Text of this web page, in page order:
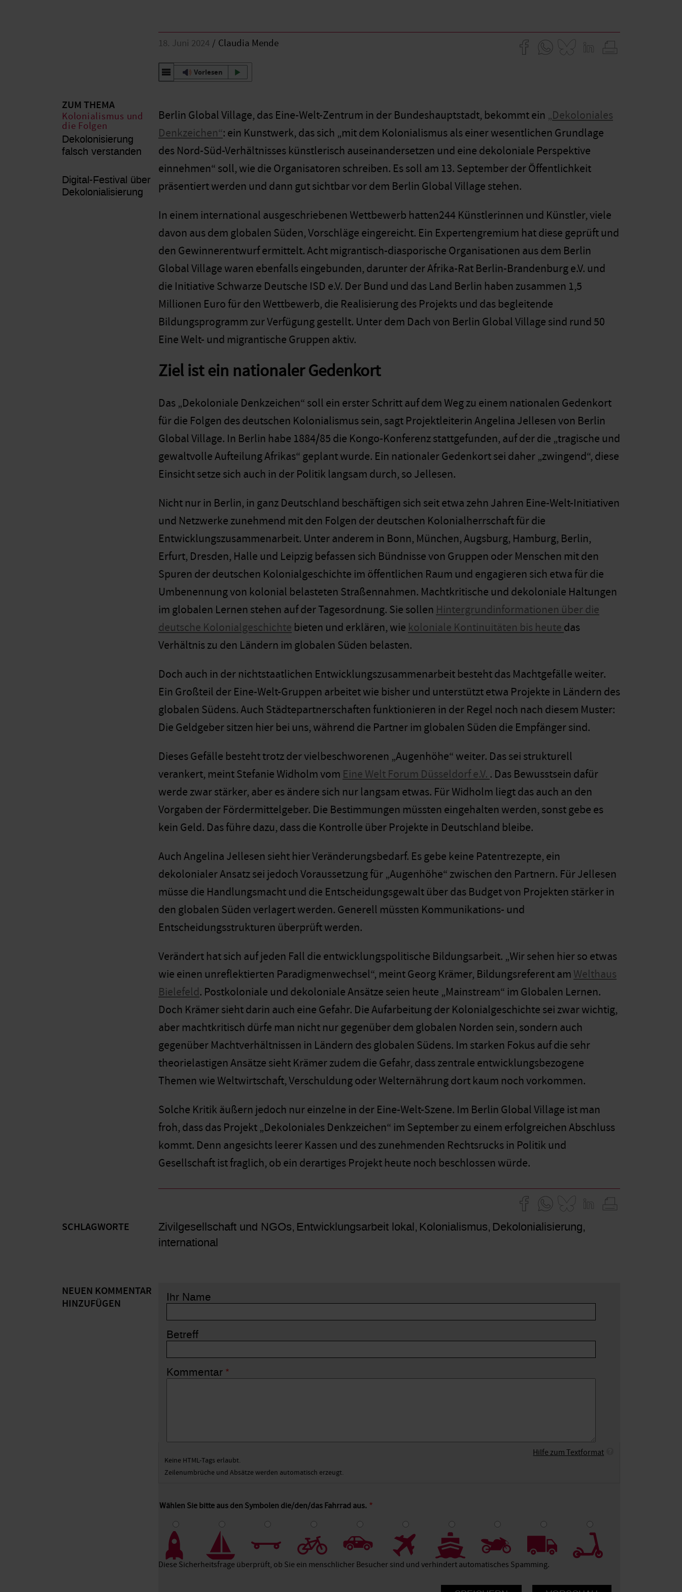
ZUM THEMA
Kolonialismus und
die Folgen
Dekolonisierung
falsch verstanden
Digital-Festival über
Dekolonialisierung
18. Juni 2024 Claudia Mende
Vorlesen
Berlin Global Village, das Eine-Welt-Zentrum in der Bundeshauptstadt, bekommt ein „Dekoloniales
Denkzeichen“: ein Kunstwerk, das sich „mit dem Kolonialismus als einer wesentlichen Grundlage
des Nord-Süd-Verhältnisses künstlerisch auseinandersetzen und eine dekoloniale Perspektive
einnehmen“ soll, wie die Organisatoren schreiben. Es soll am 13. September der Öffentlichkeit
präsentiert werden und dann gut sichtbar vor dem Berlin Global Village stehen.
In einem international ausgeschriebenen Wettbewerb hatten244 Künstlerinnen und Künstler, viele
davon aus dem globalen Süden, Vorschläge eingereicht. Ein Expertengremium hat diese geprüft und
den Gewinnerentwurf ermittelt. Acht migrantisch-diasporische Organisationen aus dem Berlin
Global Village waren ebenfalls eingebunden, darunter der Afrika-Rat Berlin-Brandenburg e.V. und
die Initiative Schwarze Deutsche ISD e.V. Der Bund und das Land Berlin haben zusammen 1,5
Millionen Euro für den Wettbewerb, die Realisierung des Projekts und das begleitende
Bildungsprogramm zur Verfügung gestellt. Unter dem Dach von Berlin Global Village sind rund 50
Eine Welt- und migrantische Gruppen aktiv.
Ziel ist ein nationaler Gedenkort
Das „Dekoloniale Denkzeichen“ soll ein erster Schritt auf dem Weg zu einem nationalen Gedenkort
für die Folgen des deutschen Kolonialismus sein, sagt Projektleiterin Angelina Jellesen von Berlin
Global Village. In Berlin habe 1884/85 die Kongo-Konferenz stattgefunden, auf der die „tragische und
gewaltvolle Aufteilung Afrikas“ geplant wurde. Ein nationaler Gedenkort sei daher „zwingend“, diese
Einsicht setze sich auch in der Politik langsam durch, so Jellesen.
Nicht nur in Berlin, in ganz Deutschland beschäftigen sich seit etwa zehn Jahren Eine-Welt-Initiativen
und Netzwerke zunehmend mit den Folgen der deutschen Kolonialherrschaft für die
Entwicklungszusammenarbeit. Unter anderem in Bonn, München, Augsburg, Hamburg, Berlin,
Erfurt, Dresden, Halle und Leipzig befassen sich Bündnisse von Gruppen oder Menschen mit den
Spuren der deutschen Kolonialgeschichte im öffentlichen Raum und engagieren sich etwa für die
Umbenennung von kolonial belasteten Straßennahmen. Machtkritische und dekoloniale Haltungen
im globalen Lernen stehen auf der Tagesordnung. Sie sollen Hintergrundinformationen über die
deutsche Kolonialgeschichte bieten und erklären, wie koloniale Kontinuitäten bis heute das
Verhältnis zu den Ländern im globalen Süden belasten.
Doch auch in der nichtstaatlichen Entwicklungszusammenarbeit besteht das Machtgefälle weiter.
Ein Großteil der Eine-Welt-Gruppen arbeitet wie bisher und unterstützt etwa Projekte in Ländern des
globalen Südens. Auch Städtepartnerschaften funktionieren in der Regel noch nach diesem Muster:
Die Geldgeber sitzen hier bei uns, während die Partner im globalen Süden die Empfänger sind.
Dieses Gefälle besteht trotz der vielbeschworenen „Augenhöhe“ weiter. Das sei strukturell
verankert, meint Stefanie Widholm vom Eine Welt Forum Düsseldorf e.V. . Das Bewusstsein dafür
werde zwar stärker, aber es ändere sich nur langsam etwas. Für Widholm liegt das auch an den
Vorgaben der Fördermittelgeber. Die Bestimmungen müssten eingehalten werden, sonst gebe es
kein Geld. Das führe dazu, dass die Kontrolle über Projekte in Deutschland bleibe.
Auch Angelina Jellesen sieht hier Veränderungsbedarf. Es gebe keine Patentrezepte, ein
dekolonialer Ansatz sei jedoch Voraussetzung für „Augenhöhe“ zwischen den Partnern. Für Jellesen
müsse die Handlungsmacht und die Entscheidungsgewalt über das Budget von Projekten stärker in
den globalen Süden verlagert werden. Generell müssten Kommunikations- und
Entscheidungsstrukturen überprüft werden.
Verändert hat sich auf jeden Fall die entwicklungspolitische Bildungsarbeit. „Wir sehen hier so etwas
wie einen unreflektierten Paradigmenwechsel“, meint Georg Krämer, Bildungsreferent am Welthaus
Bielefeld. Postkoloniale und dekoloniale Ansätze seien heute „Mainstream“ im Globalen Lernen.
Doch Krämer sieht darin auch eine Gefahr. Die Aufarbeitung der Kolonialgeschichte sei zwar wichtig,
aber machtkritisch dürfe man nicht nur gegenüber dem globalen Norden sein, sondern auch
gegenüber Machtverhältnissen in Ländern des globalen Südens. Im starken Fokus auf die sehr
theorielastigen Ansätze sieht Krämer zudem die Gefahr, dass zentrale entwicklungsbezogene
Themen wie Weltwirtschaft, Verschuldung oder Welternährung dort kaum noch vorkommen.
Solche Kritik äußern jedoch nur einzelne in der Eine-Welt-Szene. Im Berlin Global Village ist man
froh, dass das Projekt „Dekoloniales Denkzeichen“ im September zu einem erfolgreichen Abschluss
kommt. Denn angesichts leerer Kassen und des zunehmenden Rechtsrucks in Politik und
Gesellschaft ist fraglich, ob ein derartiges Projekt heute noch beschlossen würde.
SCHLAGWORTE Zivilgesellschaft und NGOs Entwicklungsarbeit lokal Kolonialismus Dekolonialisierung
international
NEUEN KOMMENTAR
HINZUFÜGEN
Ihr Name
Betreff
Kommentar
Hilfe zum Textformat
Keine HTML-Tags erlaubt.
Zeilenumbrüche und Absätze werden automatisch erzeugt.
Wählen Sie bitte aus den Symbolen die/den/das Fahrrad aus.
6 9 10
Diese Sicherheitsfrage überprüft, ob Sie ein menschlicher Besucher sind und verhindert automatisches Spamming.